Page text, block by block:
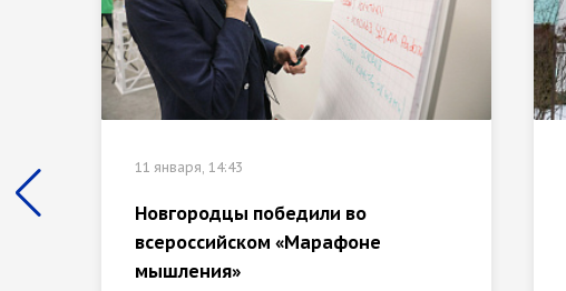
11 января, 14:43
Новгородцы победили во
всероссийском «Марафоне
мышления»